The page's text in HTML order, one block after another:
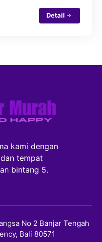
Detail
kami dengan
tempat
bintang 5.
No 2 Banjar Tengah
Bali 80571